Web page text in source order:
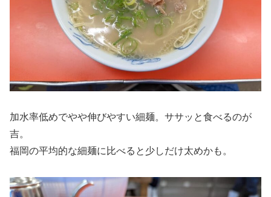
加水率低めでやや伸びやすい細麺。ササッと食べるのが
吉。
福岡の平均的な細麺に比べると少しだけ太めかも。